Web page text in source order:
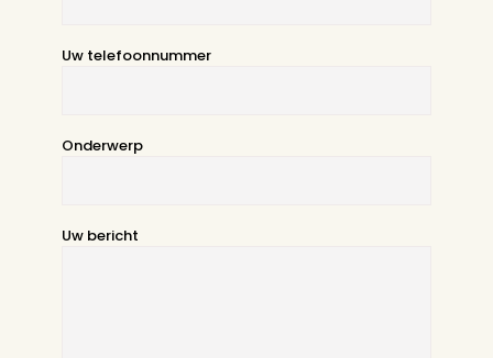
Uw telefoonnummer
Onderwerp
Uw bericht